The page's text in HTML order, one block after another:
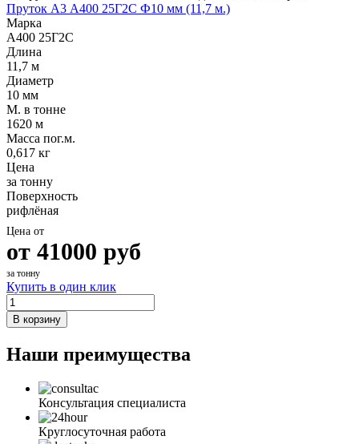
Пруток А3 А400 25Г2С Ф10 мм (11,7 м.)
Марка
А400 25Г2С
Длина
11,7 м
Диаметр
10 мм
М. в тонне
1620 м
Масса пог.м.
0,617 кг
Цена
за тонну
Поверхность
рифлёная
Цена от
от 41000 руб
за тонну
Купить в один клик
В корзину
Наши преимущества
Консультация специалиста
Круглосуточная работа